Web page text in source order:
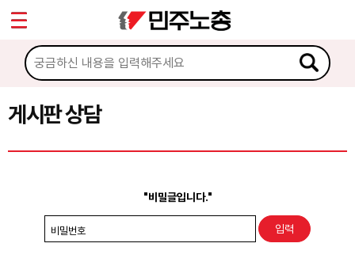
게시판 상담
"비밀글입니다."
비밀번호
마이페이지
소개
소식
노동상담
권리찾기수첩 검색
Sketchbook5, 스케치북5
Sketchbook5, 스케치북5